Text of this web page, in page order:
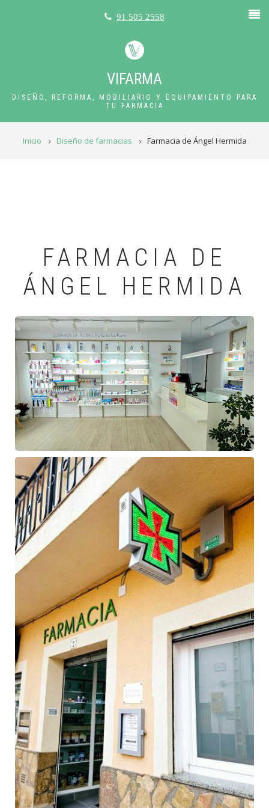
91 505 2558
VIFARMA
DISEÑO, REFORMA, MOBILIARIO Y EQUIPAMIENTO PARA
TU FARMACIA
RUTA
Inicio Diseño de farmacias Farmacia de Ángel Hermida
FARMACIA DE
ÁNGEL HERMIDA
Farmacia
de
Ángel
Hermida